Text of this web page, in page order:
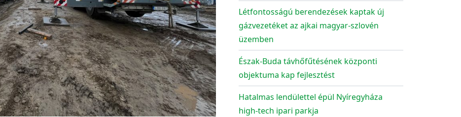
Létfontosságú berendezések kaptak új
gázvezetéket az ajkai magyar-szlovén
üzemben
Észak-Buda távhőfűtésének központi
objektuma kap fejlesztést
Hatalmas lendülettel épül Nyíregyháza
high-tech ipari parkja